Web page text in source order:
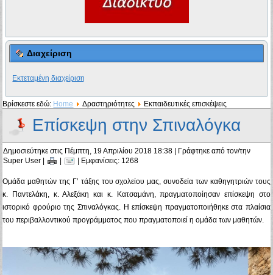
Διαχείριση
Εκτεταμένη διαχείριση
Βρίσκεστε εδώ: Home Δραστηριότητες Εκπαιδευτικές επισκέψεις
Επίσκεψη στην Σπιναλόγκα
Δημοσιεύτηκε στις Πέμπτη, 19 Απριλίου 2018 18:38 | Γράφτηκε από τον/την
Super User
| Εμφανίσεις: 1268
Ομάδα μαθητών της Γ’ τάξης του σχολείου μας, συνοδεία των καθηγητριών τους
κ. Παντελάκη, κ. Αλεξάκη και κ. Κατσαμάνη, πραγματοποίησαν επίσκεψη στο
ιστορικό φρούριο της Σπιναλόγκας. Η επίσκεψη πραγματοποιήθηκε στα πλαίσια
του περιβαλλοντικού προγράμματος που πραγματοποιεί η ομάδα των μαθητών.